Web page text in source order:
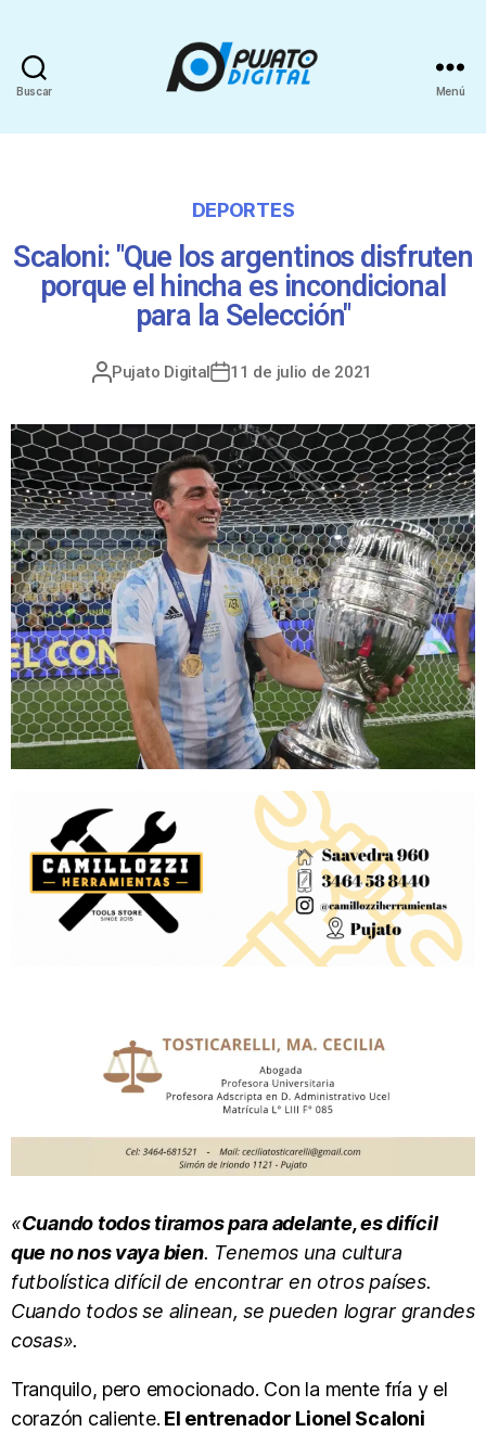
Buscar Menú
DEPORTES
Scaloni: "Que los argentinos disfruten
porque el hincha es incondicional
para la Selección"
Pujato Digital 11 de julio de 2021
«Cuando todos tiramos para adelante, es difícil
que no nos vaya bien. Tenemos una cultura
futbolística difícil de encontrar en otros países.
Cuando todos se alinean, se pueden lograr grandes
cosas».
Tranquilo, pero emocionado. Con la mente fría y el
corazón caliente. El entrenador Lionel Scaloni